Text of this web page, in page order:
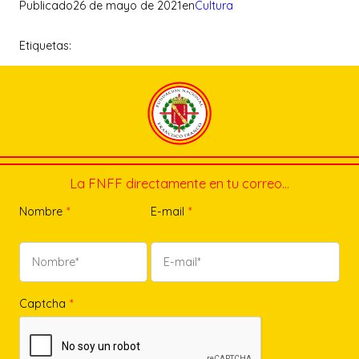
Publicado26 de mayo de 2021enCultura
Etiquetas:
La FNFF directamente en tu correo…
Nombre * E-mail *
Captcha *